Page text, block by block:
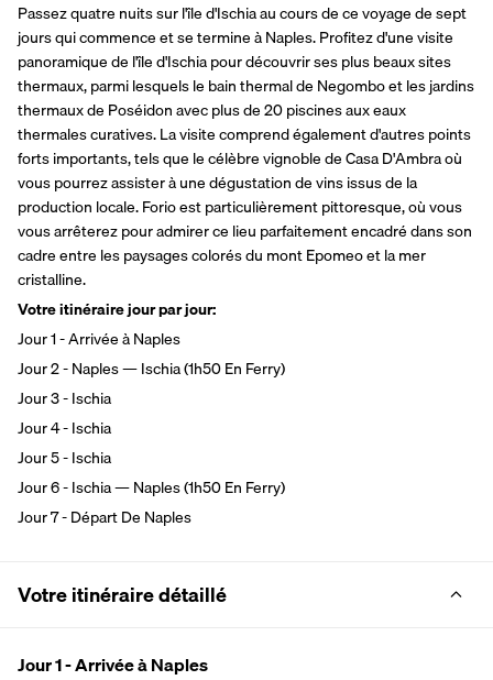
Passez quatre nuits sur l'île d'Ischia au cours de ce voyage de sept
jours qui commence et se termine à Naples. Profitez d'une visite
panoramique de l'île d'Ischia pour découvrir ses plus beaux sites
thermaux, parmi lesquels le bain thermal de Negombo et les jardins
thermaux de Poséidon avec plus de 20 piscines aux eaux
thermales curatives. La visite comprend également d'autres points
forts importants, tels que le célèbre vignoble de Casa D'Ambra où
vous pourrez assister à une dégustation de vins issus de la
production locale. Forio est particulièrement pittoresque, où vous
vous arrêterez pour admirer ce lieu parfaitement encadré dans son
cadre entre les paysages colorés du mont Epomeo et la mer
cristalline.
Votre itinéraire jour par jour:
Jour 1 - Arrivée à Naples
Jour 2 - Naples — Ischia (1h50 En Ferry)
Jour 3 - Ischia
Jour 4 - Ischia
Jour 5 - Ischia
Jour 6 - Ischia — Naples (1h50 En Ferry)
Jour 7 - Départ De Naples
Votre itinéraire détaillé
Jour 1 - Arrivée à Naples